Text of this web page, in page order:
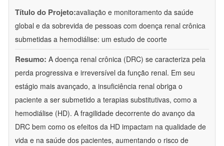
Título do Projeto:avaliação e monitoramento da saúde
global e da sobrevida de pessoas com doença renal crônica
submetidas a hemodiálise: um estudo de coorte
Resumo: A doença renal crônica (DRC) se caracteriza pela
perda progressiva e irreversível da função renal. Em seu
estágio mais avançado, a insuficiência renal obriga o
paciente a ser submetido a terapias substitutivas, como a
hemodiálise (HD). A fragilidade decorrente do avanço da
DRC bem como os efeitos da HD impactam na qualidade de
vida e na saúde dos pacientes, aumentando o risco de